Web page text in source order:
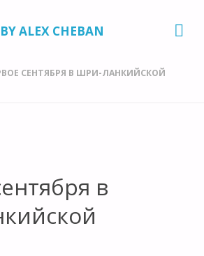
ALEX CHEBAN
СЕНТЯБРЯ В ШРИ-ЛАНКИЙСКОЙ
в